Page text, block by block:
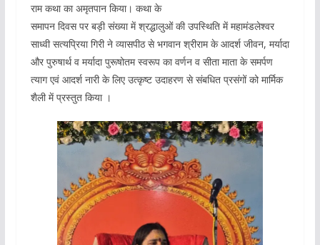
राम कथा का अमृतपान किया। कथा के
समापन दिवस पर बड़ी संख्या में श्रद्धालुओं की उपस्थिति में महामंडलेश्वर
साध्वी सत्यप्रिया गिरी ने व्यासपीठ से भगवान श्रीराम के आदर्श जीवन, मर्यादा
और पुरुषार्थ व मर्यादा पुरूषोतम स्वरूप का वर्णन व सीता माता के समर्पण
त्याग एवं आदर्श नारी के लिए उत्कृष्ट उदाहरण से संबधित प्रसंगों को मार्मिक
शैली में प्रस्तुत किया ।